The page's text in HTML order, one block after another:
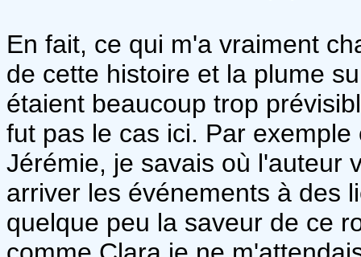
En fait, ce qui m'a vraiment
de cette histoire et la plume
étaient beaucoup trop
fut pas le cas ici. Par
Jérémie, je savais où l'auteur
arriver les événements à des
quelque peu la saveur de ce